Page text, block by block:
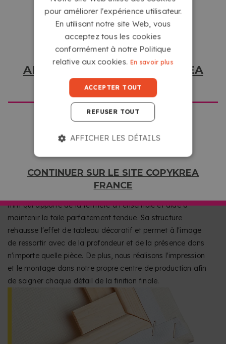
ALLER SUR LE SITE COPYKREA
USA
CONTINUER SUR LE SITE COPYKREA
FRANCE
inspirée des tableaux traditionnels. Grâce aux
caractéristiques de ce matériau, les photographies
acquièrent une apparence plus artistique et décorative,
devenant une option idéale pour mettre en valeur vos plus
beaux souvenirs.
MONTÉE SUR UN CHÂSSIS EN PIN DE QUALITÉ
SUPÉRIEURE
Chaque toile est montée sur un châssis en pin de 30x47
mm qui apporte de la fermeté à l'ensemble et aide a
maintenir la toile parfaitement tendue. Sa structure
rehausse l'effet de tableau décoratif et permet à l'image
de ressortir avec de la profondeur et de la présence dans
n'importe quelle pièce. De plus, nous réalisons l'impression
et le montage dans notre propre centre de production afin
de soigner chaque détail de la finition finale.
pour améliorer l'expérience utilisateur.
En utilisant notre site Web, vous
acceptez tous les cookies
conformément à notre Politique
relative aux cookies.En savoir plus
ACCEPTER TOUT
REFUSER TOUT
AFFICHER LES DÉTAILS